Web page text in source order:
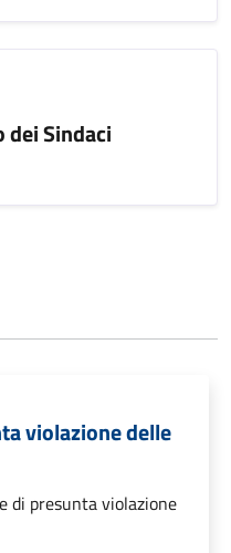
dei Sindaci
violazione delle
di presunta violazione